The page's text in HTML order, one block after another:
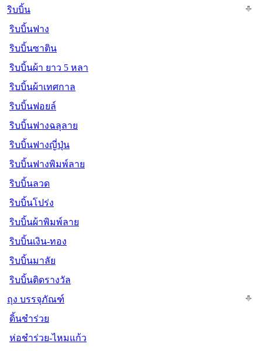
ริบบิ้น
ริบบิ้นฟาง
ริบบิ้นซาติน
ริบบิ้นผ้า ยาว 5 หลา
ริบบิ้นผ้าเทศกาล
ริบบิ้นฟอยล์
ริบบิ้นฟางฉลุลาย
ริบบิ้นฟางญี่ปุ่น
ริบบิ้นฟางพิมพ์ลาย
ริบบิ้นลวด
ริบบิ้นโปร่ง
ริบบิ้นผ้าพิมพ์ลาย
ริบบิ้นเงิน-ทอง
ริบบิ้นมาลัย
ริบบิ้นติดรางวัล
ถุง บรรจุภัณฑ์
ดิ้นชำร่วย
ห่อชำร่วย-ไหมแก้ว